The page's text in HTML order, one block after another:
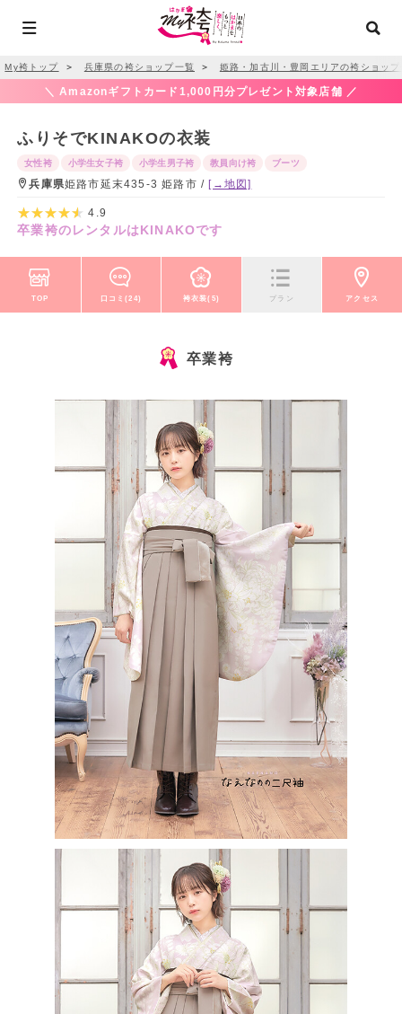
My袴トップ ＞ 兵庫県の袴ショップ一覧 ＞ 姫路・加古川・豊岡エリアの袴ショッ
＼ Amazonギフトカード1,000円分プレゼント対象店舗 ／
ふりそでKINAKOの衣装
女性袴 小学生女子袴 小学生男子袴 教員向け袴 ブーツ
兵庫県姫路市延末435-3 姫路市 /[→地図]
4.9
卒業袴のレンタルはKINAKOです
TOP 口コミ(24) 袴衣装(5) プラン アクセス
卒業袴